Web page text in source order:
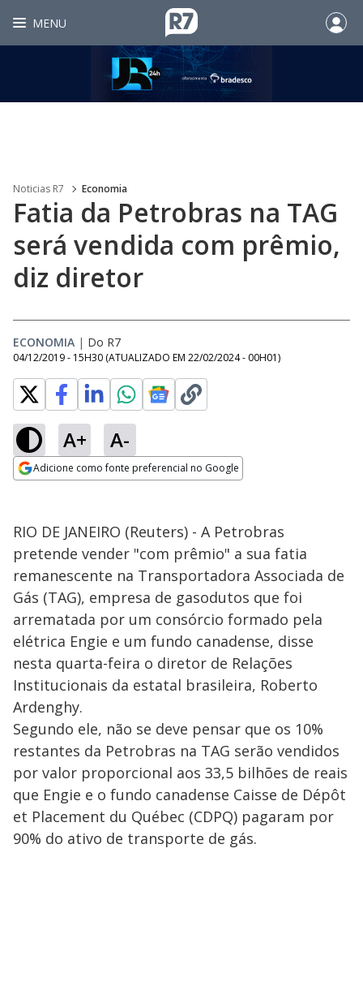
MENU
Noticias R7 Economia
Fatia da Petrobras na TAG
será vendida com prêmio,
diz diretor
ECONOMIA | Do R7
04/12/2019 - 15H30 (ATUALIZADO EM 22/02/2024 - 00H01)
A+ A-
Adicione como fonte preferencial no Google
RIO DE JANEIRO (Reuters) - A Petrobras
pretende vender "com prêmio" a sua fatia
remanescente na Transportadora Associada de
Gás (TAG), empresa de gasodutos que foi
arrematada por um consórcio formado pela
elétrica Engie e um fundo canadense, disse
nesta quarta-feira o diretor de Relações
Institucionais da estatal brasileira, Roberto
Ardenghy.
Segundo ele, não se deve pensar que os 10%
restantes da Petrobras na TAG serão vendidos
por valor proporcional aos 33,5 bilhões de reais
que Engie e o fundo canadense Caisse de Dépôt
et Placement du Québec (CDPQ) pagaram por
90% do ativo de transporte de gás.